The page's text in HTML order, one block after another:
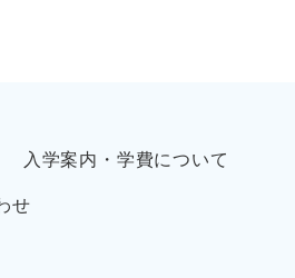
入学案内・学費について
せ